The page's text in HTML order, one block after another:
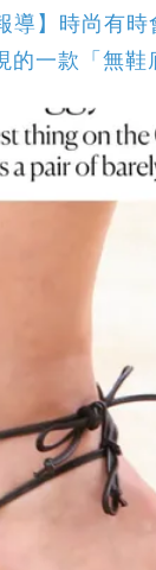
導】時尚有
的一款「無鞋